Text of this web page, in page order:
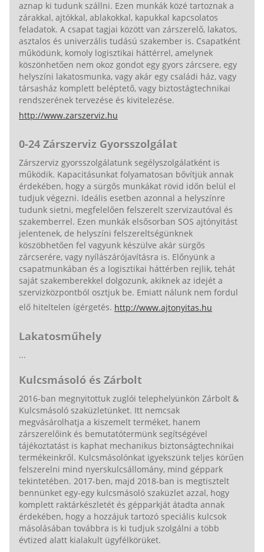
aznap ki tudunk szállni. Ezen munkák közé tartoznak a
zárakkal, ajtókkal, ablakokkal, kapukkal kapcsolatos
feladatok. A csapat tagjai között van zárszerelő, lakatos,
asztalos és univerzális tudású szakember is. Csapatként
működünk, komoly logisztikai háttérrel, amelynek
köszönhetően nem okoz gondot egy gyors zárcsere, egy
helyszíni lakatosmunka, vagy akár egy családi ház, vagy
társasház komplett beléptető, vagy biztostágtechnikai
rendszerének tervezése és kivitelezése.
http://www.zarszerviz.hu
0-24 Zárszerviz Gyorsszolgálat
Zárszerviz gyorsszolgálatunk segélyszolgálatként is
működik. Kapacitásunkat folyamatosan bővítjük annak
érdekében, hogy a sürgős munkákat rövid időn belül el
tudjuk végezni. Ideális esetben azonnal a helyszínre
tudunk sietni, megfelelően felszerelt szervizautóval és
szakemberrel. Ezen munkák elsősorban SOS ajtónyitást
jelentenek, de helyszíni felszereltségünknek
köszöbhetően fel vagyunk készülve akár sürgős
zárcserére, vagy nyílászárójavításra is. Előnyünk a
csapatmunkában és a logisztikai háttérben rejlik, tehát
saját szakemberekkel dolgozunk, akiknek az idejét a
szervizközpontból osztjuk be. Emiatt nálunk nem fordul
elő hiteltelen ígérgetés. http://www.ajtonyitas.hu
Lakatosműhely
...
Kulcsmásoló és Zárbolt
2016-ban megnyitottuk zuglói telephelyünkön Zárbolt &
Kulcsmásoló szaküzletünket. Itt nemcsak
megvásárolhatja a kiszemelt terméket, hanem
zárszerelőink és bemutatótermünk segítségével
tájékoztatást is kaphat mechanikus biztonságtechnikai
termékeinkről. Kulcsmásolónkat igyekszünk teljes körűen
felszerelni mind nyerskulcsállomány, mind géppark
tekintetében. 2017-ben, majd 2018-ban is megtisztelt
bennünket egy-egy kulcsmásoló szaküzlet azzal, hogy
komplett raktárkészletét és gépparkját átadta annak
érdekében, hogy a hozzájuk tartozó speciális kulcsok
másolásában továbbra is ki tudjuk szolgálni a több
évtized alatt kialakult ügyfélkörüket.